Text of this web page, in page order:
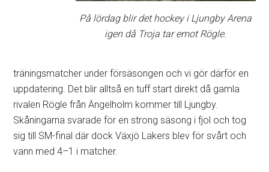
På lördag blir det hockey i Ljungby Arena
igen då Troja tar emot Rögle.
träningsmatcher under försäsongen och vi gör därför en
uppdatering. Det blir alltså en tuff start direkt då gamla
rivalen Rögle från Ängelholm kommer till Ljungby.
Skåningarna svarade för en strong säsong i fjol och tog
sig till SM-final där dock Växjö Lakers blev för svårt och
vann med 4–1 i matcher.